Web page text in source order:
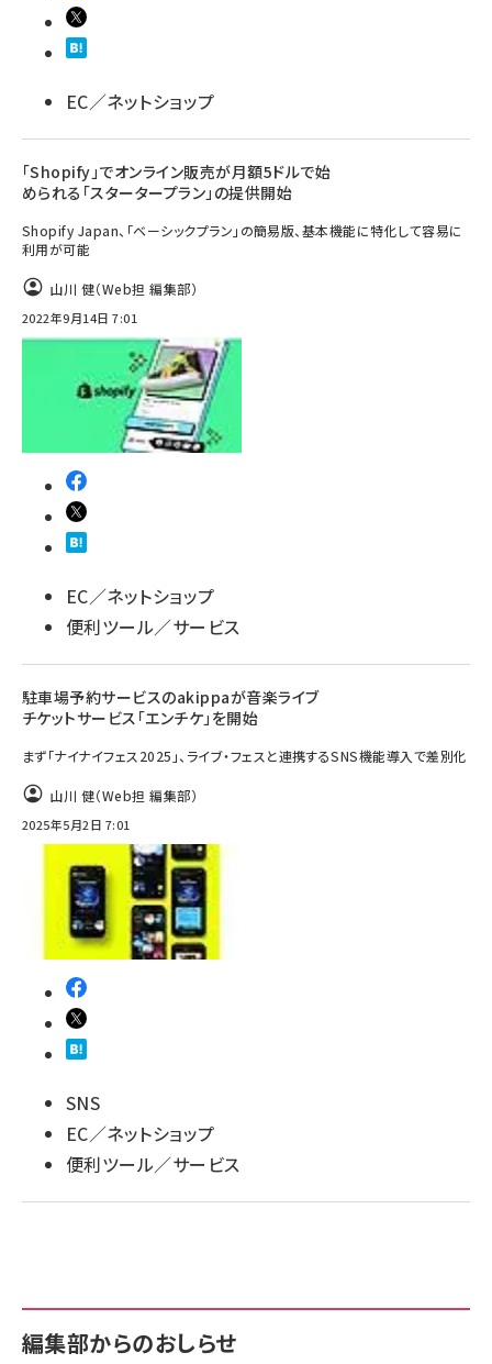
EC／ネットショップ
「Shopify」でオンライン販売が月額5ドルで始
められる「スタータープラン」の提供開始
Shopify Japan、「ベーシックプラン」の簡易版、基本機能に特化して容易に
利用が可能
山川 健（Web担 編集部）
2022年9月14日 7:01
EC／ネットショップ
便利ツール／サービス
駐車場予約サービスのakippaが音楽ライブ
チケットサービス「エンチケ」を開始
まず「ナイナイフェス2025」、ライブ・フェスと連携するSNS機能導入で差別化
山川 健（Web担 編集部）
2025年5月2日 7:01
SNS
EC／ネットショップ
便利ツール／サービス
編集部からのおしらせ